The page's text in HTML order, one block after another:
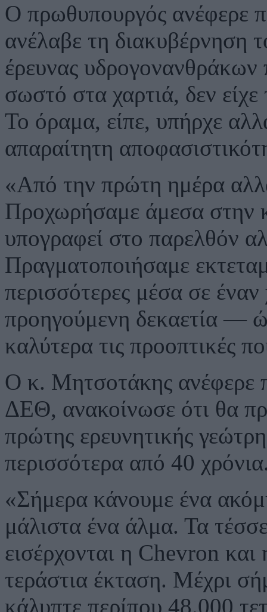
Ο πρωθυπουργός ανέφερε
ανέλαβε τη διακυβέρνηση
έρευνας υδρογονανθράκων
σωστό στα χαρτιά, δεν
Το όραμα, είπε, υπήρχε
απαραίτητη
«Από την πρώτη ημέρα
Προχωρήσαμε άμεσα στην
υπογραφεί στο παρελθόν
Πραγματοποιήσαμε
περισσότερες μέσα σε έναν
προηγούμενη δεκαετία —
καλύτερα τις προοπτικές
Ο κ. Μητσοτάκης ανέφερε
ΔΕΘ, ανακοίνωσε ότι θα
πρώτης ερευνητικής
περισσότερα από 40
«Σήμερα κάνουμε ένα
μάλιστα ένα άλμα. Τα
εισέρχονται η Chevron
τεράστια έκταση. Μέχρι
κάλυπτε περίπου 48.000